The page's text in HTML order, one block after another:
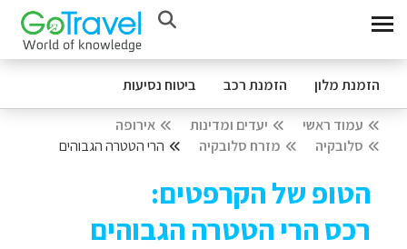
הזמנת מלון הזמנת רכב ביטוח נסיעות
עמוד ראשי יעדים ומדינות
אירופה
סלובקיה
מזרח סלובקיה הרי הטטרה הגבוהים
הטופ של הקרפטים:
רכס הרי הטטרה הגבוהים